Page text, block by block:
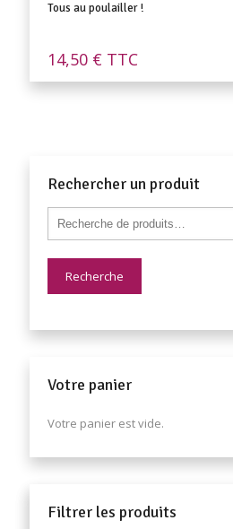
Tous au poulailler !
14,50 € TTC
Rechercher un produit
Recherche
Votre panier
Votre panier est vide.
Filtrer les produits